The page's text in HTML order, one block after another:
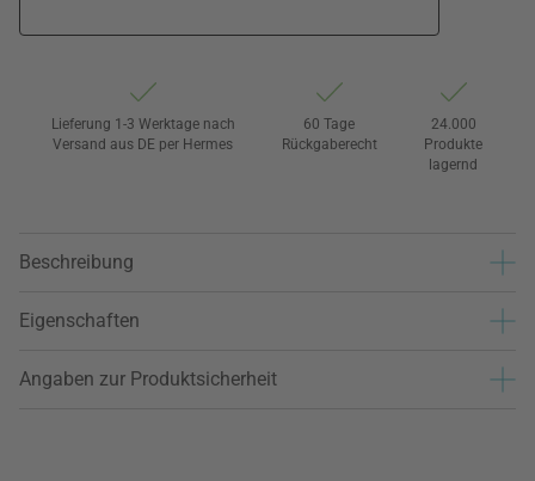
Lieferung 1-3 Werktage nach
Versand aus DE per Hermes
60 Tage
Rückgaberecht
24.000
Produkte
lagernd
Beschreibung
Eigenschaften
Angaben zur Produktsicherheit